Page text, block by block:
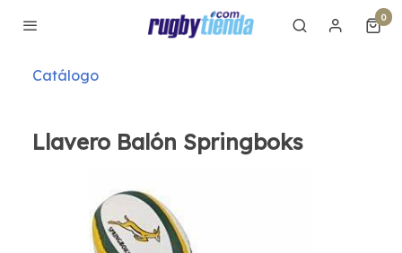
0
Catálogo
Llavero Balón Springboks